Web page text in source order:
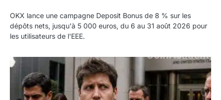
OKX lance une campagne Deposit Bonus de 8 % sur les
dépôts nets, jusqu'à 5 000 euros, du 6 au 31 août 2026 pour
les utilisateurs de l'EEE.
OpenAI demande le rejet de la plainte d’Apple et